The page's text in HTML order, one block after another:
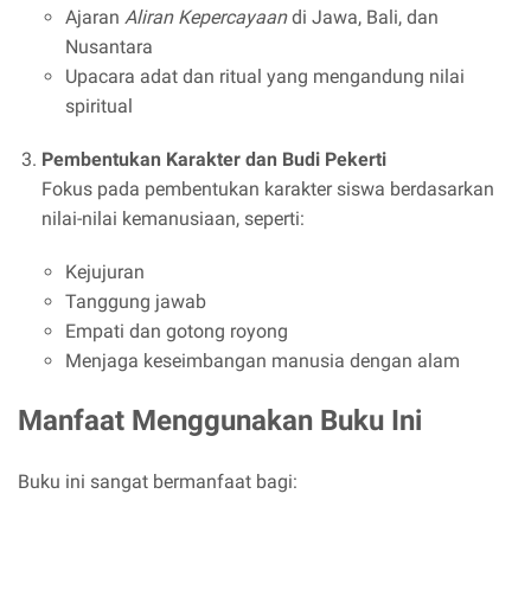
Ajaran Aliran Kepercayaandi Jawa, Bali, dan
Nusantara
Upacara adat dan ritual yang mengandung nilai
spiritual
Pembentukan Karakter dan Budi Pekerti
Fokus pada pembentukan karakter siswa berdasarkan
nilai-nilai kemanusiaan, seperti:
Kejujuran
Tanggung jawab
Empati dan gotong royong
Menjaga keseimbangan manusia dengan alam
Manfaat Menggunakan Buku Ini
Buku ini sangat bermanfaat bagi: